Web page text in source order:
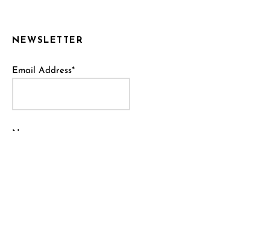
NEWSLETTER
Email Address*
Name